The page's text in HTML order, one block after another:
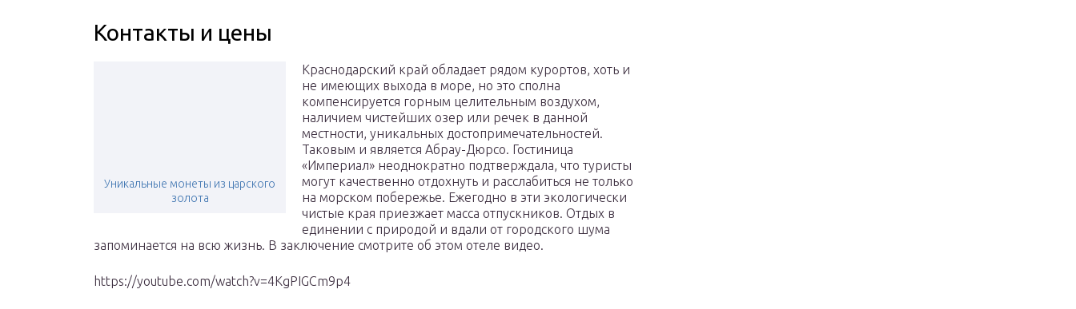
Контакты и цены
Уникальные монеты из царского
золота
Краснодарский край обладает рядом курортов, хоть и
не имеющих выхода в море, но это сполна
компенсируется горным целительным воздухом,
наличием чистейших озер или речек в данной
местности, уникальных достопримечательностей.
Таковым и является Абрау-Дюрсо. Гостиница
«Империал» неоднократно подтверждала, что туристы
могут качественно отдохнуть и расслабиться не только
на морском побережье. Ежегодно в эти экологически
чистые края приезжает масса отпускников. Отдых в
единении с природой и вдали от городского шума
запоминается на всю жизнь. В заключение смотрите об этом отеле видео.
https://youtube.com/watch?v=4KgPIGCm9p4